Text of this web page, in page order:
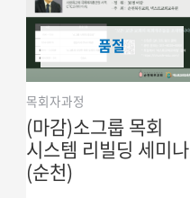
품절
목회자과정
(마감)소그룹 목회
시스템 리빌딩 세미나
(순천)